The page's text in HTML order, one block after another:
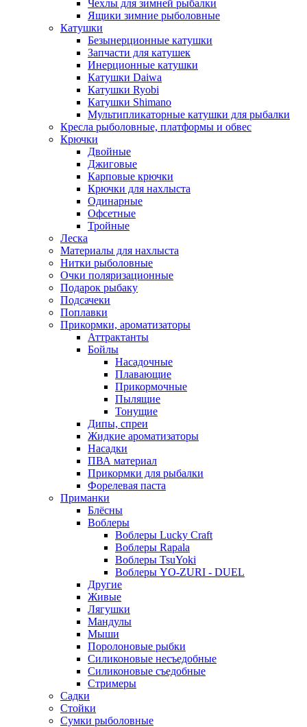
Чехлы для зимней рыбалки
Ящики зимние рыболовные
Катушки
Безынерционные катушки
Запчасти для катушек
Инерционные катушки
Катушки Daiwa
Катушки Ryobi
Катушки Shimano
Мультипликаторные катушки для рыбалки
Кресла рыболовные, платформы и обвес
Крючки
Двойные
Джиговые
Карповые крючки
Крючки для нахлыста
Одинарные
Офсетные
Тройные
Леска
Материалы для нахлыста
Нитки рыболовные
Очки поляризационные
Подарок рыбаку
Подсачеки
Поплавки
Прикормки, ароматизаторы
Аттрактанты
Бойлы
Насадочные
Плавающие
Прикормочные
Пылящие
Тонущие
Дипы, спреи
Жидкие ароматизаторы
Насадки
ПВА материал
Прикормки для рыбалки
Форелевая паста
Приманки
Блёсны
Воблеры
Воблеры Lucky Craft
Воблеры Rapala
Воблеры TsuYoki
Воблеры YO-ZURI - DUEL
Другие
Живые
Лягушки
Мандулы
Мыши
Поролоновые рыбки
Силиконовые несъедобные
Силиконовые съедобные
Стримеры
Садки
Стойки
Сумки рыболовные